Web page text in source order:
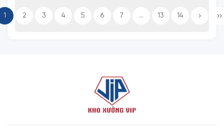
1 2 3 4 5 6 7 ... 13 14